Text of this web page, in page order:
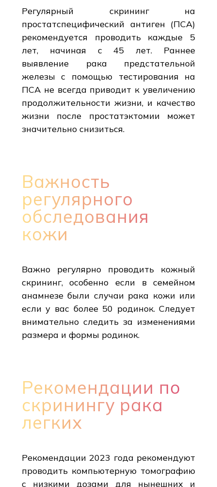
Регулярный скрининг на
простатспецифический антиген (ПСА)
рекомендуется проводить каждые 5
лет, начиная с 45 лет. Раннее
выявление рака предстательной
железы с помощью тестирования на
ПСА не всегда приводит к увеличению
продолжительности жизни, и качество
жизни после простатэктомии может
значительно снизиться.
Важность
регулярного
обследования
кожи
Важно регулярно проводить кожный
скрининг, особенно если в семейном
анамнезе были случаи рака кожи или
если у вас более 50 родинок. Следует
внимательно следить за изменениями
размера и формы родинок.
Рекомендации по
скринингу рака
легких
Рекомендации 2023 года рекомендуют
проводить компьютерную томографию
с низкими дозами для нынешних и